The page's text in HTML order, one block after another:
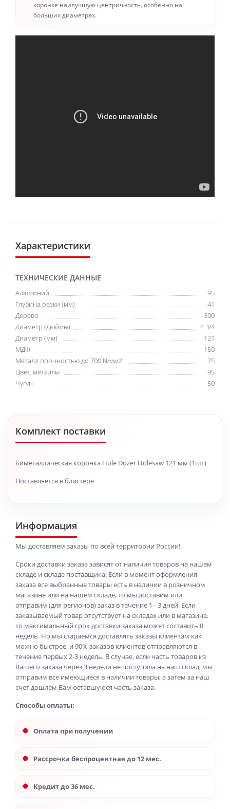
коронке наилучшую центричность, особенно на
больших диаметрах.
Характеристики
ТЕХНИЧЕСКИЕ ДАННЫЕ
Алюминий
95
Глубина резки (мм)
41
Дерево
300
Диаметр (дюймы)
4 3/4
Диаметр (мм)
121
МДФ
150
Металл прочностью до 700 N/мм2
75
Цвет. металлы
95
Чугун
50
Комплект поставки
Биметаллическая коронка Hole Dozer Holesaw 121 мм (1шт)
Поставляется в блистере
Информация
Мы доставляем заказы по всей территории России!
Сроки доставки заказа зависят от наличия товаров на нашем
складе и складе поставщика. Если в момент оформления
заказа все выбранные товары есть в наличии в розничном
магазине или на нашем складе, то мы доставим или
отправим (для регионов) заказ в течение 1 - 3 дней. Если
заказываемый товар отсутствует на складах или в магазине,
то максимальный срок доставки заказа может составить 8
недель. Но мы стараемся доставлять заказы клиентам как
можно быстрее, и 90% заказов клиентов отправляются в
течение первых 2-3 недель. В случае, если часть товаров из
Вашего заказа через 3 недели не поступила на наш склад, мы
отправим все имеющиеся в наличии товары, а затем за наш
счет дошлем Вам оставшуюся часть заказа.
Способы оплаты:
Оплата при получении
Рассрочка беспроцентная до 12 мес.
Кредит до 36 мес.